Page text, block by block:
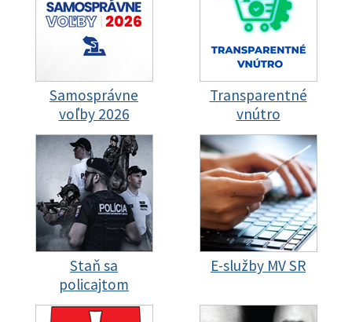
Samosprávne
voľby 2026
Transparentné
vnútro
Staň sa
policajtom
E-služby MV SR